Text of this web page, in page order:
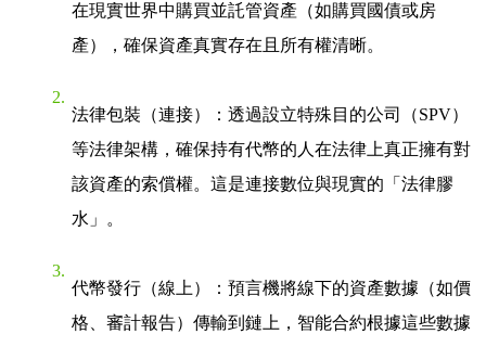
在現實世界中購買並託管資產（如購買國債或房
產），確保資產真實存在且所有權清晰。
法律包裝（連接）
：透過設立特殊目的公司（SPV）
等法律架構，確保持有代幣的人在法律上真正擁有對
該資產的索償權。這是連接數位與現實的「法律膠
水」。
代幣發行（線上）
：預言機將線下的資產數據（如價
格、審計報告）傳輸到鏈上，智能合約根據這些數據